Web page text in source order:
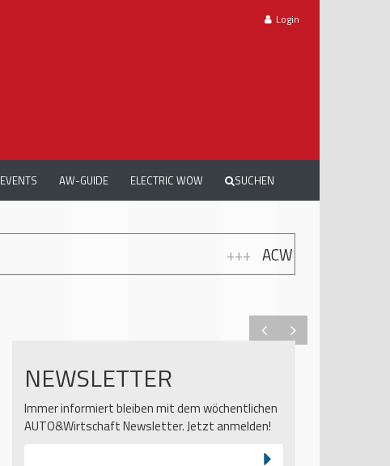
Login
EVENTS AW-GUIDE ELECTRIC WOW SUCHEN
ACW DREAMCARS 2026:
NEWSLETTER
Immer informiert bleiben mit dem wöchentlichen
AUTO&Wirtschaft Newsletter. Jetzt anmelden!